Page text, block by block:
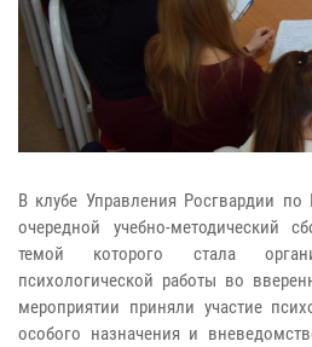
В клубе Управления Росгвардии по
очередной учебно-методический
темой которого стала
психологической работы во
мероприятии приняли участие
особого назначения и